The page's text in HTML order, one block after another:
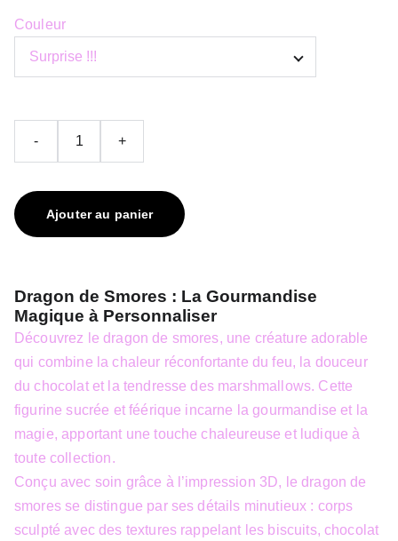
Couleur
- +
Ajouter au panier
Dragon de Smores : La Gourmandise
Magique à Personnaliser
Découvrez le dragon de smores, une créature adorable
qui combine la chaleur réconfortante du feu, la douceur
du chocolat et la tendresse des marshmallows. Cette
figurine sucrée et féérique incarne la gourmandise et la
magie, apportant une touche chaleureuse et ludique à
toute collection.
Conçu avec soin grâce à l’impression 3D, le dragon de
smores se distingue par ses détails minutieux : corps
sculpté avec des textures rappelant les biscuits, chocolat